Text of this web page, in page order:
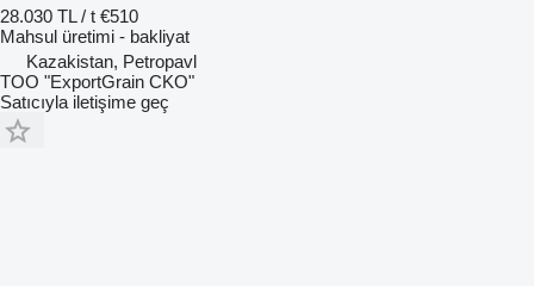
28.030 TL / t €510
Mahsul üretimi - bakliyat
Kazakistan, Petropavl
TOO "ExportGrain CKO"
Satıcıyla iletişime geç